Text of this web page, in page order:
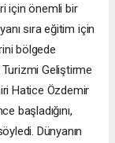
için önemli bir
sıra eğitim için
bölgede
Geliştirme
Hatice Özdemir
başladığını,
Dünyanın